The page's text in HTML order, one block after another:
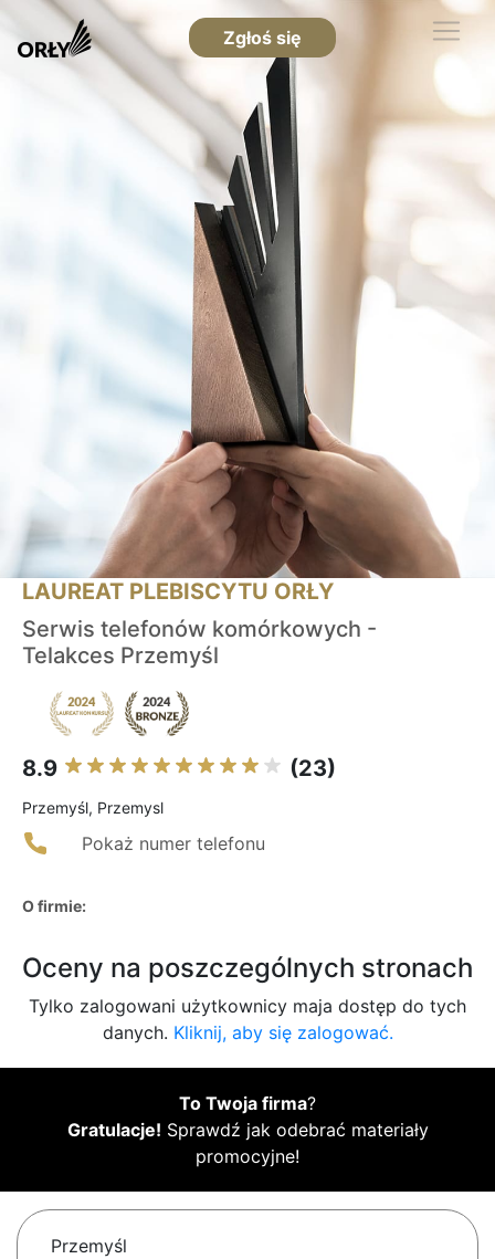
Zgłoś się
LAUREAT PLEBISCYTU ORŁY
Serwis telefonów komórkowych -
Telakces Przemyśl
8.9 (23)
Przemyśl, Przemysl
Pokaż numer telefonu
O firmie:
Oceny na poszczególnych stronach
Tylko zalogowani użytkownicy maja dostęp do tych
danych. Kliknij, aby się zalogować.
To Twoja firma?
Gratulacje! Sprawdź jak odebrać materiały
promocyjne!
Przemyśl